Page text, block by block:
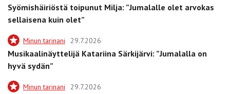
Syömishäiriöstä toipunut Milja: ”Jumalalle olet arvokas
sellaisena kuin olet”
Minun tarinani 29.7.2026
Musikaalinäyttelijä Katariina Särkijärvi: ”Jumalalla on
hyvä sydän”
Minun tarinani 29.7.2026